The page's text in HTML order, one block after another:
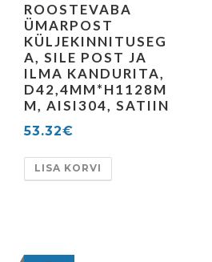
ROOSTEVABA
ÜMARPOST
KÜLJEKINNITUSEG
A, SILE POST JA
ILMA KANDURITA,
D42,4MM*H1128M
M, AISI304, SATIIN
53.32€
LISA KORVI